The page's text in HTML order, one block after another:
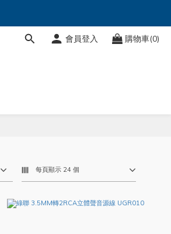
會員登入 購物車(0)
每頁顯示 24 個